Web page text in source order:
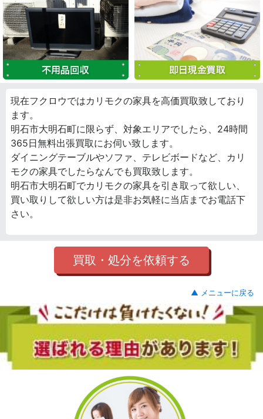
現在フクロウではカリモクの家具を高価買取致しており
ます。
明石市大明石町に限らず、対象エリアでしたら、24時間
365日無料出張買取にお伺い致します。
ダイニングテーブルやソファ、テレビボードなど、カリ
モクの家具でしたらなんでも買取致します。
明石市大明石町でカリモクの家具を引き取って欲しい、
買い取りして欲しい方は是非お気軽に当店までお電話下
さい。
買取・処分を依頼する
▲ メニューに戻る